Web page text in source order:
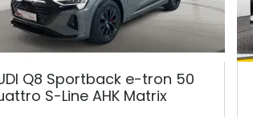
Q8 Sportback e-tron 50
S-Line AHK Matrix